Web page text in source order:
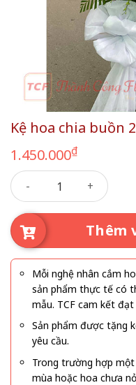
Kệ hoa chia buồn
1.450.000₫
Kệ hoa chia buồn 29 số
Thêm
Mỗi nghệ nhân cắm
sản phẩm thực tế có
mẫu. TCF cam kết
Sản phẩm được tặng
yêu cầu.
Trong trường hợp
mùa hoặc hoa chưa